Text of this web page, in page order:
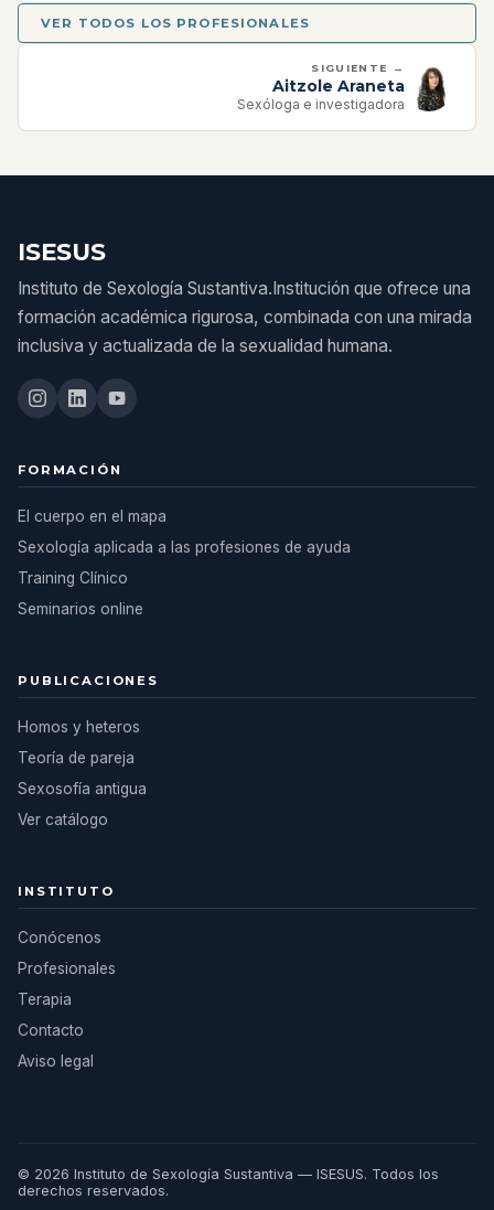
VER TODOS LOS PROFESIONALES
SIGUIENTE →
Aitzole Araneta
Sexóloga e investigadora
ISESUS
Instituto de Sexología Sustantiva.Institución que ofrece una
formación académica rigurosa, combinada con una mirada
inclusiva y actualizada de la sexualidad humana.
FORMACIÓN
El cuerpo en el mapa
Sexología aplicada a las profesiones de ayuda
Training Clínico
Seminarios online
PUBLICACIONES
Homos y heteros
Teoría de pareja
Sexosofía antigua
Ver catálogo
INSTITUTO
Conócenos
Profesionales
Terapia
Contacto
Aviso legal
© 2026 Instituto de Sexología Sustantiva — ISESUS. Todos los
derechos reservados.